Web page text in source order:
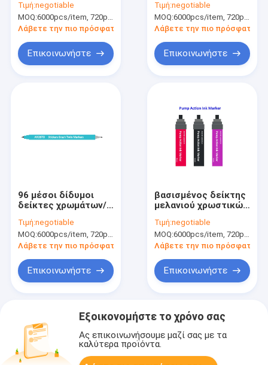
2mm βασισμένα στο
νερό μεταλλικά
ελεύθερα
Τιμή:negotiable
MOQ:6000pcs/item, 720pcs/color
Λάβετε την πιο πρόσφατη τιμή
Επικοινωνήστε
δεικτών με λεπτά
Nibs σμιλών και 1mm
6mm - 8mm μέσα
Τιμή:negotiable
MOQ:6000pcs/item, 720pcs/color
Λάβετε την πιο πρόσφατη
Επικοινωνήστε
96 μέσοι δίδυμοι
δείκτες χρωμάτων/
με βασισμένο το στο
οινόπνευμα μελάνι
φιλικό προς το
Τιμή:negotiable
MOQ:6000pcs/item, 720pcs/color
Λάβετε την πιο πρόσφατη τιμή
Επικοινωνήστε
βασισμένος δείκτης
μελανιού χρωστικών
αντλιών μανδρών
δεικτών χρωμάτων
7mm 12mm 15mm
Τιμή:negotiable
MOQ:6000pcs/item, 720pcs/color
Λάβετε την πιο πρόσφατη
Επικοινωνήστε
Εξοικονομήστε το χρόνο σας
Ας επικοινωνήσουμε μαζί σας με τα
καλύτερα προϊόντα.